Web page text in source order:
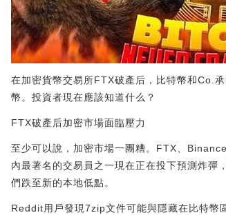
在加密貨幣交易所FTX破產后，比特幣和Co.
幣。投資者現在應該知道什么？
FTX破產后加密市場面臨壓力
至少可以說，加密市場一團糟。FTX、
內最著名的交易員之一現在正在投下預測炸彈
們跌至新的本地低點。
Reddit用戶發現7zip文件可能與隱藏在比特